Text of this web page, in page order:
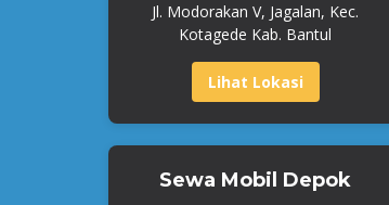
Jl. Modorakan V, Jagalan, Kec.
Kotagede Kab. Bantul
Lihat Lokasi
Sewa Mobil Depok